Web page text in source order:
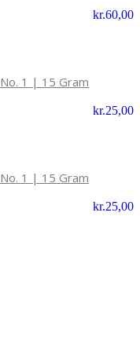
kr.60,00
1 | 15 Gram
kr.25,00
1 | 15 Gram
kr.25,00